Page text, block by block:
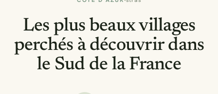
Les plus beaux villages
perchés à découvrir dans
le Sud de la France